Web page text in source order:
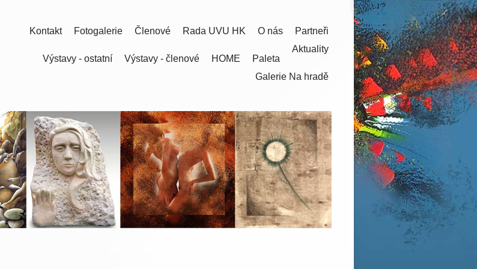
Partneři
O nás
Rada UVU HK
Členové
Fotogalerie
Kontakt
Aktuality
Paleta
HOME
Výstavy - členové
Výstavy - ostatní
Galerie Na hradě